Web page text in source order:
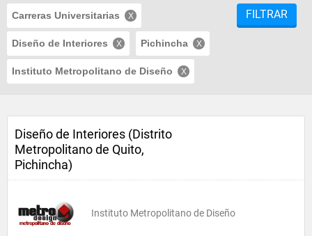
Carreras Universitarias
Diseño de Interiores Pichincha
Instituto Metropolitano de Diseño
FILTRAR
Diseño de Interiores (Distrito
Metropolitano de Quito,
Pichincha)
Instituto Metropolitano de Diseño